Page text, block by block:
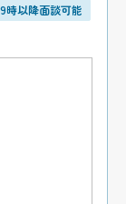
時以降面談可能